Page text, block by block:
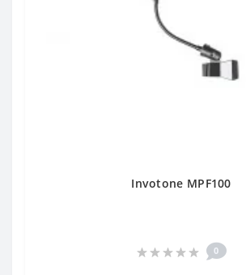
Invotone MPF100
0